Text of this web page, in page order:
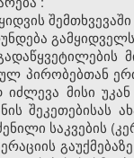
შემთხვევაში
გამყიდველს
პირობებთან
იძლევა მისი უკან
შეკეთებისას
საკვების (
გაუქმებაზე